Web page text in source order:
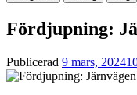
Fördjupning:
Publicerad 9 mars, 2024